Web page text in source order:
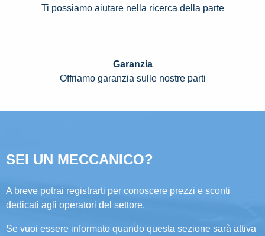
Ti possiamo aiutare nella ricerca della parte
Garanzia
Offriamo garanzia sulle nostre parti
SEI UN MECCANICO?
A breve potrai registrarti per conoscere prezzi e sconti
dedicati agli operatori del settore.
Se vuoi essere informato quando questa sezione sarà attiva